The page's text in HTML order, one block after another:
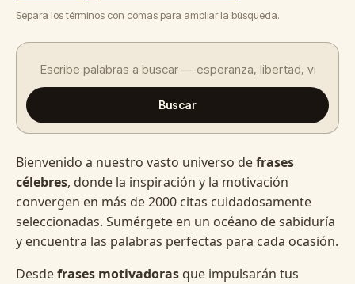
Separa los términos con comas para ampliar la búsqueda.
Buscar
Bienvenido a nuestro vasto universo defrases
célebres, donde la inspiración y la motivación
convergen en más de 2000 citas cuidadosamente
seleccionadas. Sumérgete en un océano de sabiduría
y encuentra las palabras perfectas para cada ocasión.
Desdefrases motivadoras que impulsarán tus